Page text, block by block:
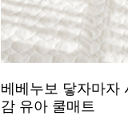
베베누보 닿자마자
감 유아 쿨매트